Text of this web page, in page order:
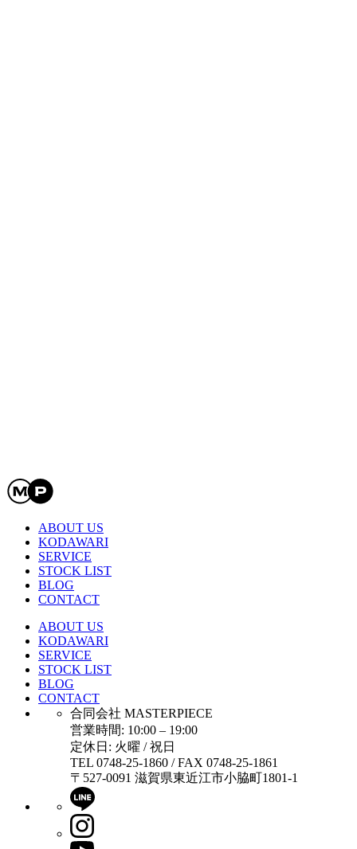
ABOUT US
KODAWARI
SERVICE
STOCK LIST
BLOG
CONTACT
ABOUT US
KODAWARI
SERVICE
STOCK LIST
BLOG
CONTACT
合同会社 MASTERPIECE
営業時間: 10:00 – 19:00
定休日: 火曜 / 祝日
TEL 0748-25-1860 / FAX 0748-25-1861
〒527-0091 滋賀県東近江市小脇町1801-1